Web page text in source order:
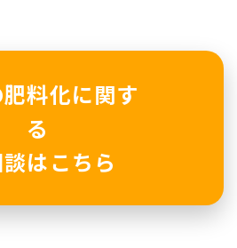
料化に関す
る
はこちら